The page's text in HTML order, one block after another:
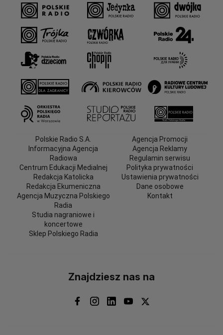
Polskie Radio S.A.
Informacyjna Agencja
Radiowa
Centrum Edukacji Medialnej
Redakcja Katolicka
Redakcja Ekumeniczna
Agencja Muzyczna Polskiego
Radia
Studia nagraniowe i
koncertowe
Sklep Polskiego Radia
Agencja Promocji
Agencja Reklamy
Regulamin serwisu
Polityka prywatności
Ustawienia prywatności
Dane osobowe
Kontakt
Znajdziesz nas na